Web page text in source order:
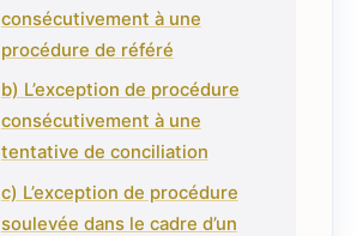
consécutivement à une
procédure de référé
b) L’exception de procédure
consécutivement à une
tentative de conciliation
c) L’exception de procédure
soulevée dans le cadre d’un